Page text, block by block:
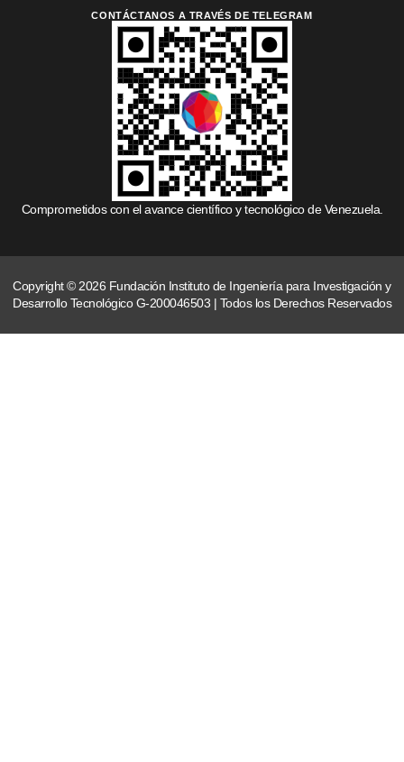
CONTÁCTANOS A TRAVÉS DE TELEGRAM
Comprometidos con el avance científico y tecnológico de Venezuela.
Copyright © 2026 Fundación Instituto de Ingeniería para Investigación y
Desarrollo Tecnológico G-200046503 | Todos los Derechos Reservados